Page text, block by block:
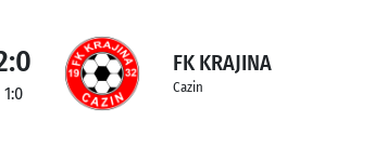
1:0
FK KRAJINA
Cazin